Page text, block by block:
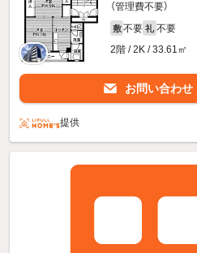
（管理費不要）
敷 不要 礼 不要
2階 / 2K / 33.61㎡
お問い合わせ
提供